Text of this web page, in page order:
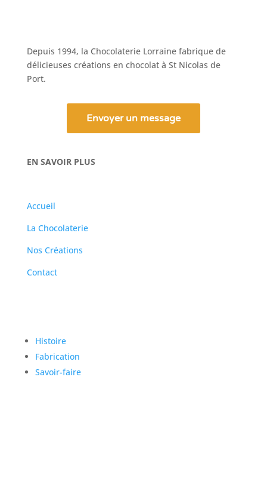
Depuis 1994, la Chocolaterie Lorraine fabrique de
délicieuses créations en chocolat à St Nicolas de
Port.
Envoyer un message
EN SAVOIR PLUS
Accueil
La Chocolaterie
Nos Créations
Contact
Histoire
Fabrication
Savoir-faire